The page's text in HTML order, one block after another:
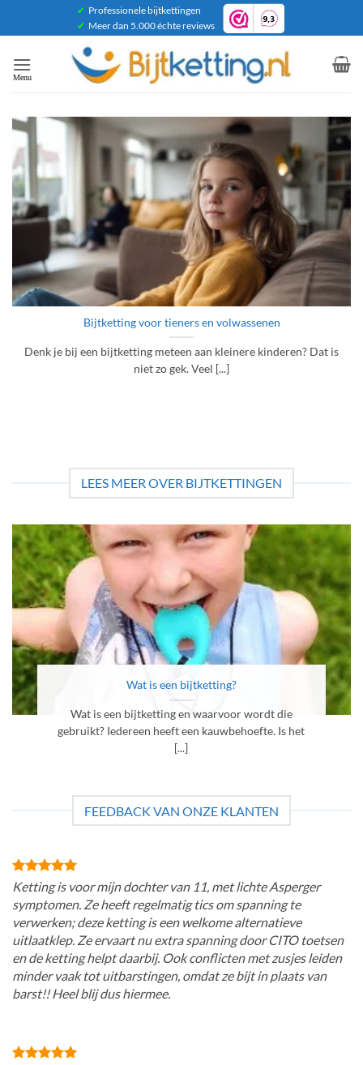
✔ Professionele bijtkettingen
✔ Meer dan 5.000 échte reviews
Bijtketting voor tieners en volwassenen
Denk je bij een bijtketting meteen aan kleinere kinderen? Dat is
niet zo gek. Veel [...]
LEES MEER OVER BIJTKETTINGEN
Wat is een bijtketting?
Wat is een bijtketting en waarvoor wordt die
gebruikt? Iedereen heeft een kauwbehoefte. Is het
[...]
FEEDBACK VAN ONZE KLANTEN
Ketting is voor mijn dochter van 11, met lichte Asperger
symptomen. Ze heeft regelmatig tics om spanning te
verwerken; deze ketting is een welkome alternatieve
uitlaatklep. Ze ervaart nu extra spanning door CITO toetsen
en de ketting helpt daarbij. Ook conflicten met zusjes leiden
minder vaak tot uitbarstingen, omdat ze bijt in plaats van
barst!! Heel blij dus hiermee.